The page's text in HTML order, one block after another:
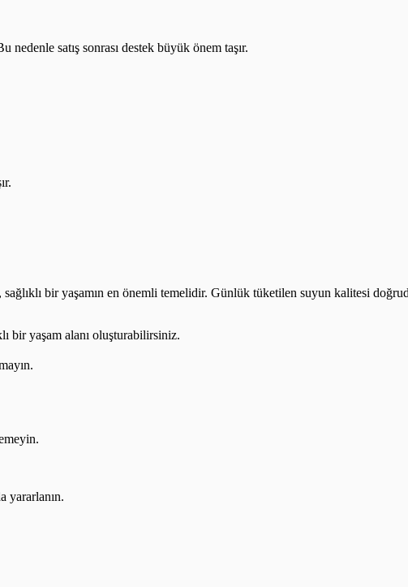
satış sonrası destek büyük önem taşır.
bir yaşamın en önemli temelidir. Günlük tüketilen suyun kalitesi
bir yaşam alanı oluşturabilirsiniz.
yararlanın.